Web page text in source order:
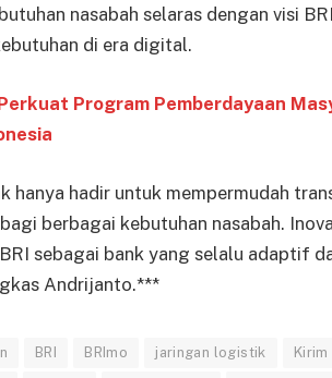
nasabah selaras dengan visi
di era digital.
Program Pemberdayaan
hanya hadir untuk mempermudah
berbagai kebutuhan nasabah.
sebagai bank yang selalu adaptif
Andrijanto.***
BRI BRImo jaringan logistik Kirim